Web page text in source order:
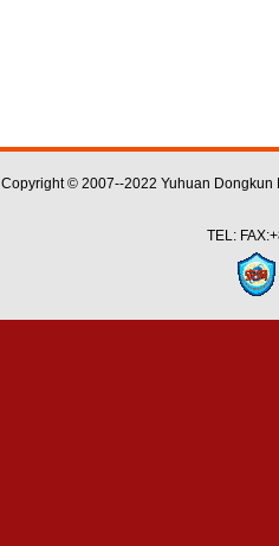
Copyright © 2007--2022 Yuhuan
TEL: